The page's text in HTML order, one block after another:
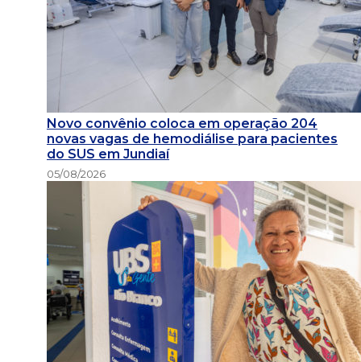
Novo convênio coloca em operação 204
novas vagas de hemodiálise para pacientes
do SUS em Jundiaí
05/08/2026